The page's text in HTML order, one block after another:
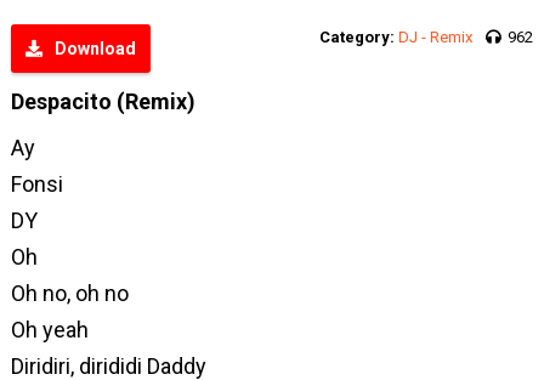
Download
Category: DJ - Remix 962
Despacito (Remix)
Ay
Fonsi
DY
Oh
Oh no, oh no
Oh yeah
Diridiri, dirididi Daddy